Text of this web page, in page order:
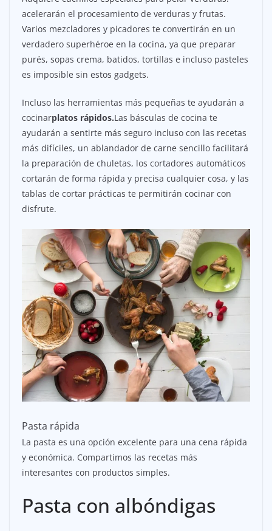
acelerarán el procesamiento de verduras y frutas.
Varios mezcladores y picadores te convertirán en un
verdadero superhéroe en la cocina, ya que preparar
purés, sopas crema, batidos, tortillas e incluso pasteles
es imposible sin estos gadgets.
Incluso las herramientas más pequeñas te ayudarán a
cocinarplatos rápidos.Las básculas de cocina te
ayudarán a sentirte más seguro incluso con las recetas
más difíciles, un ablandador de carne sencillo facilitará
la preparación de chuletas, los cortadores automáticos
cortarán de forma rápida y precisa cualquier cosa, y las
tablas de cortar prácticas te permitirán cocinar con
disfrute.
Pasta rápida
La pasta es una opción excelente para una cena rápida
y económica. Compartimos las recetas más
interesantes con productos simples.
Pasta con albóndigas